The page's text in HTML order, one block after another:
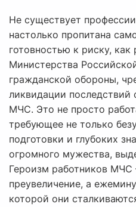
Не существует
настолько пропитана
готовностью к риску, как
Министерства
гражданской обороны,
ликвидации последствий
МЧС. Это не просто
требующее не только
подготовки и глубоких
огромного мужества,
Героизм работников МЧС
преувеличение, а
которой они